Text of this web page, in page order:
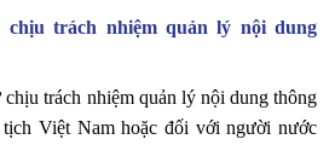
trách nhiệm quản lý nội dung
chịu trách nhiệm quản lý nội dung thông
Việt Nam hoặc đối với người nước